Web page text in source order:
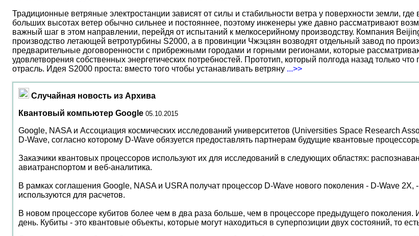
Традиционные ветряные электростанции зависят от силы и стабильности ветра у поверхности земли,
больших высотах ветер обычно сильнее и постояннее, поэтому инженеры уже давно рассматривают
важный шаг в этом направлении, перейдя от испытаний к мелкосерийному производству. Компания
производство летающей ветротурбины S2000, а в провинции Чжэцзян возводят отдельный завод по
предварительные договоренности с прибрежными городами и горными регионами, которые
удовлетворения собственных энергетических потребностей. Прототип, который полгода назад только
отрасль. Идея S2000 проста: вместо того чтобы устанавливать ветряну ...>>
Случайная новость из Архива
Квантовый компьютер Google 05.10.2015
Google, NASA и Ассоциация космических исследований университетов (Universities Space Research
D-Wave, согласно которому D-Wave обязуется предоставлять партнерам будущие квантовые
Заказчики квантовых процессоров используют их для исследований в следующих областях:
авиатранспортом и веб-аналитика.
В рамках соглашения Google, NASA и USRA получат процессор D-Wave нового поколения - D-Wave
используются для расчетов.
В новом процессоре кубитов более чем в два раза больше, чем в процессоре предыдущего
день. Кубиты - это квантовые объекты, которые могут находиться в суперпозиции двух состояний, то